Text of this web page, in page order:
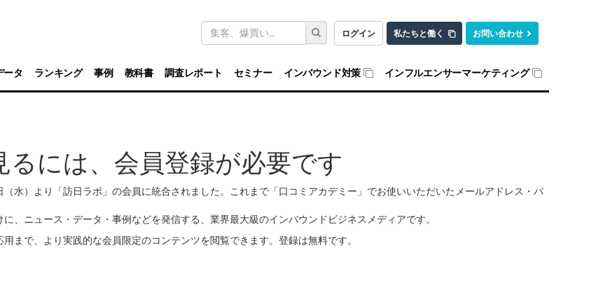
ログイン 私たちと働く お問い合わせ
キ
ワ
ド
検
索
ータ ランキング 事例 教科書 調査レポート セミナー インバウンド対策 インフルエンサーマーケティング
には、会員登録が必要です
水）より「訪日ラボ」の会員に統合されました。これまで「口コミアカデミー」でお使いいただいたメールアドレス・パ
、ニュース・データ・事例などを発信する、業界最大級のインバウンドビジネスメディアです。
まで、より実践的な会員限定のコンテンツを閲覧できます。登録は無料です。